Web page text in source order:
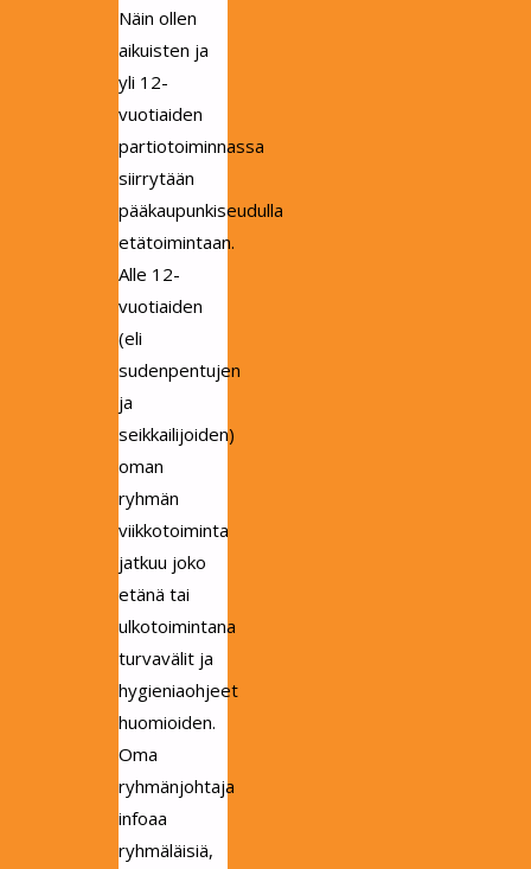
Näin ollen
aikuisten ja
yli 12-
vuotiaiden
partiotoiminnassa
siirrytään
pääkaupunkiseudulla
etätoimintaan.
Alle 12-
vuotiaiden
(eli
sudenpentujen
ja
seikkailijoiden)
oman
ryhmän
viikkotoiminta
jatkuu joko
etänä tai
ulkotoimintana
turvavälit ja
hygieniaohjeet
huomioiden.
Oma
ryhmänjohtaja
infoaa
ryhmäläisiä,